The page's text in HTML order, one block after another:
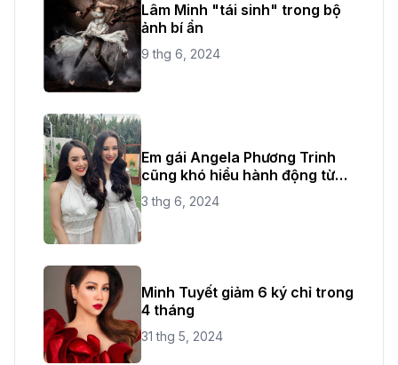
Lâm Minh "tái sinh" trong bộ
ảnh bí ẩn
9 thg 6, 2024
Em gái Angela Phương Trinh
cũng khó hiểu hành động từ
chị ruột
3 thg 6, 2024
Minh Tuyết giảm 6 ký chỉ trong
4 tháng
31 thg 5, 2024